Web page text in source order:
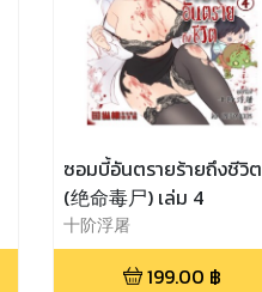
ซอมบี้อันตรายร้ายถึงชีวิต
(绝命毒尸) เล่ม 4
十阶浮屠
199.00 ฿